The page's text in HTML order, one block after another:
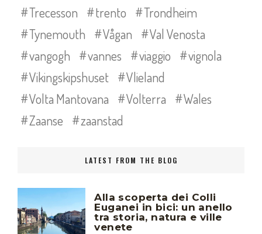
Trecesson
trento
Trondheim
Tynemouth
Vågan
Val Venosta
vangogh
vannes viaggio
vignola
Vikingskipshuset
Vlieland
Volta Mantovana
Volterra
Wales
Zaanse
zaanstad
LATEST FROM THE BLOG
Alla scoperta dei Colli
Euganei in bici: un anello
tra storia, natura e ville
venete